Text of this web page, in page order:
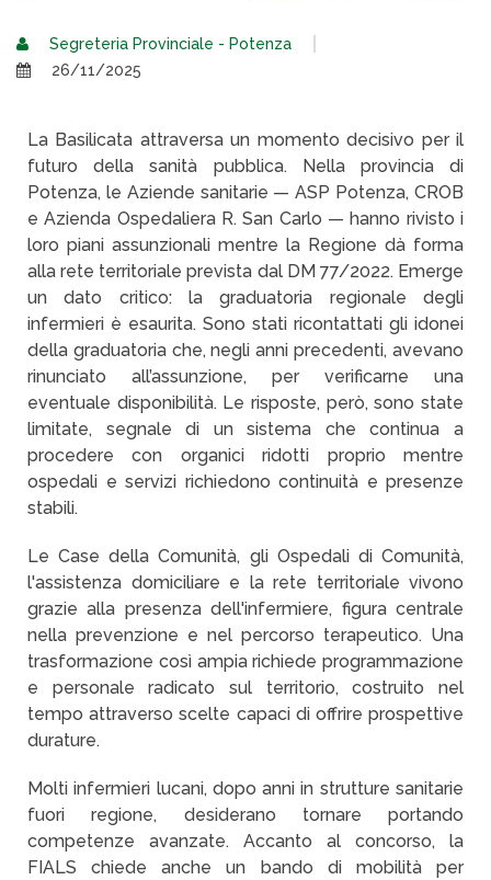
Segreteria Provinciale - Potenza
26/11/2025
La Basilicata attraversa un momento decisivo per il
futuro della sanità pubblica. Nella provincia di
Potenza, le Aziende sanitarie — ASP Potenza, CROB
e Azienda Ospedaliera R. San Carlo — hanno rivisto i
loro piani assunzionali mentre la Regione dà forma
alla rete territoriale prevista dal DM 77/2022. Emerge
un dato critico: la graduatoria regionale degli
infermieri è esaurita. Sono stati ricontattati gli idonei
della graduatoria che, negli anni precedenti, avevano
rinunciato all’assunzione, per verificarne una
eventuale disponibilità. Le risposte, però, sono state
limitate, segnale di un sistema che continua a
procedere con organici ridotti proprio mentre
ospedali e servizi richiedono continuità e presenze
stabili.
Le Case della Comunità, gli Ospedali di Comunità,
l'assistenza domiciliare e la rete territoriale vivono
grazie alla presenza dell'infermiere, figura centrale
nella prevenzione e nel percorso terapeutico. Una
trasformazione così ampia richiede programmazione
e personale radicato sul territorio, costruito nel
tempo attraverso scelte capaci di offrire prospettive
durature.
Molti infermieri lucani, dopo anni in strutture sanitarie
fuori regione, desiderano tornare portando
competenze avanzate. Accanto al concorso, la
FIALS chiede anche un bando di mobilità per